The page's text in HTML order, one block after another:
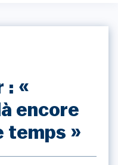
: «
encore
temps »